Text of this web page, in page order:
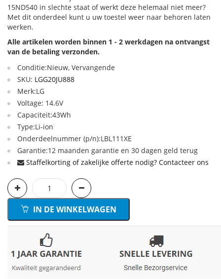
15ND540 in slechte staat of werkt deze helemaal niet meer?
Met dit onderdeel kunt u uw toestel weer naar behoren laten
werken.
Alle artikelen worden binnen 1 - 2 werkdagen na ontvangst
van de betaling verzonden.
Conditie:Nieuw, Vervangende
SKU: LGG20JU888
Merk:LG
Voltage: 14.6V
Capaciteit:43Wh
Type:Li-ion
Onderdeelnummer (p/n):LBL111XE
Garantie:12 maanden garantie en 30 dagen geld terug
Staffelkorting of zakelijke offerte nodig? Contacteer ons
IN DE WINKELWAGEN